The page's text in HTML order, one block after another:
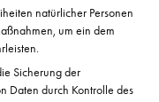
natürlicher Personen
um ein dem
Sicherung der
Daten durch Kontrolle des